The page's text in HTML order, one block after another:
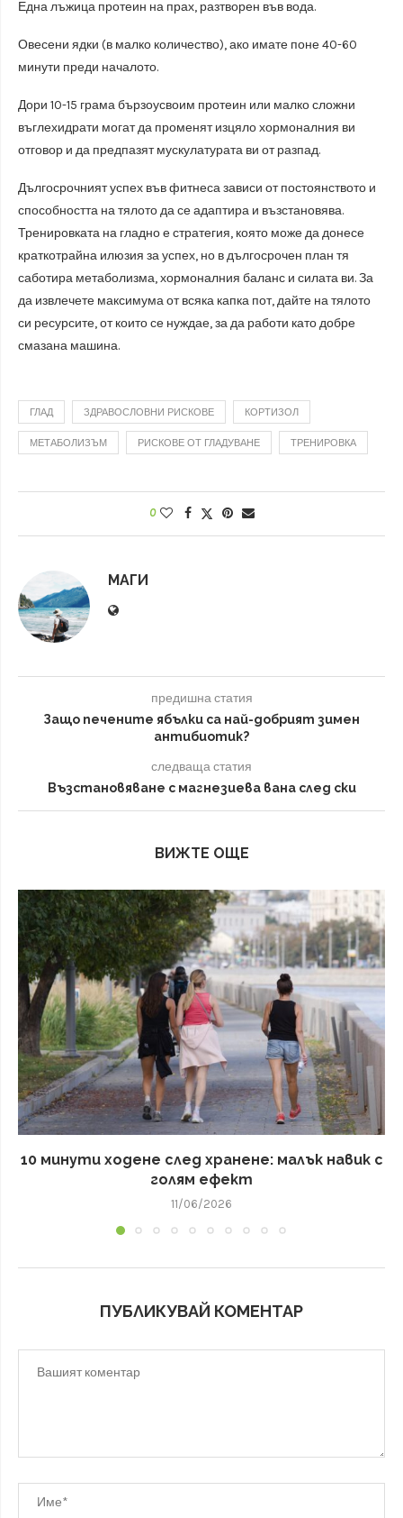
Една лъжица протеин на прах, разтворен във вода.
Овесени ядки (в малко количество), ако имате поне 40-60
минути преди началото.
Дори 10-15 грама бързоусвоим протеин или малко сложни
въглехидрати могат да променят изцяло хормоналния ви
отговор и да предпазят мускулатурата ви от разпад.
Дългосрочният успех във фитнеса зависи от постоянството и
способността на тялото да се адаптира и възстановява.
Тренировката на гладно е стратегия, която може да донесе
краткотрайна илюзия за успех, но в дългосрочен план тя
саботира метаболизма, хормоналния баланс и силата ви. За
да извлечете максимума от всяка капка пот, дайте на тялото
си ресурсите, от които се нуждае, за да работи като добре
смазана машина.
ГЛАД ЗДРАВОСЛОВНИ РИСКОВЕ КОРТИЗОЛ
МЕТАБОЛИЗЪМ РИСКОВЕ ОТ ГЛАДУВАНЕ ТРЕНИРОВКА
0
МАГИ
предишна статия
Защо печените ябълки са най-добрият зимен
антибиотик?
следваща статия
Възстановяване с магнезиева вана след ски
ВИЖТЕ ОЩЕ
10 минути ходене след хранене: малък навик с
голям ефект
11/06/2026
ПУБЛИКУВАЙ КОМЕНТАР